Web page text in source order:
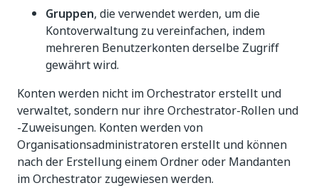
Gruppen, die verwendet werden, um die
Kontoverwaltung zu vereinfachen, indem
mehreren Benutzerkonten derselbe Zugriff
gewährt wird.
Konten werden nicht im Orchestrator erstellt und
verwaltet, sondern nur ihre Orchestrator-Rollen und
-Zuweisungen. Konten werden von
Organisationsadministratoren erstellt und können
nach der Erstellung einem Ordner oder Mandanten
im Orchestrator zugewiesen werden.